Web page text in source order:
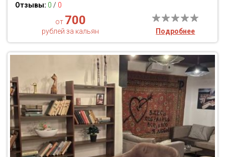
Отзывы: 0 / 0
от 700
рублей за кальян Подробнее